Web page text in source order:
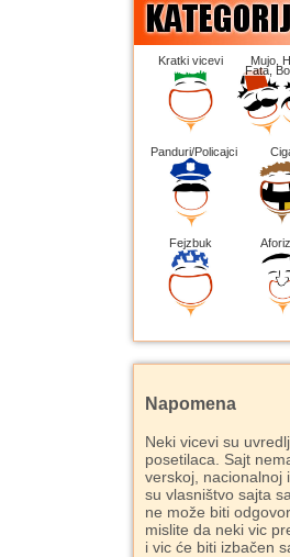
Kratki vicevi Mujo,
Fata,
Panduri/Policajci
Fejzbuk
Napomena
Neki vicevi su
posetilaca. Sajt
verskoj, nacionalnoj
su vlasništvo sajta
ne može biti
mislite da neki vic
i vic će biti izbačen